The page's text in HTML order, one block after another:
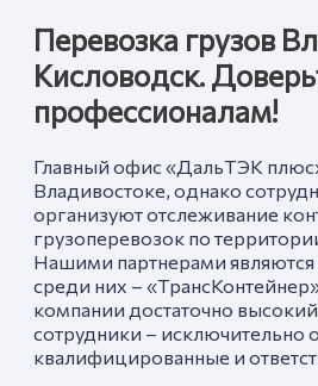
Перевозка грузов
Кисловодск.
профессионалам!
Главный офис «ДальТЭК
Владивостоке, однако
организуют отслеживание
грузоперевозок по
Нашими партнерами
среди них –
компании достаточно высокий
сотрудники – исключительно
квалифицированные и